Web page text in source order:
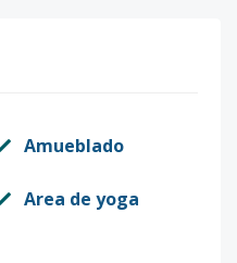
Amueblado
Area de yoga